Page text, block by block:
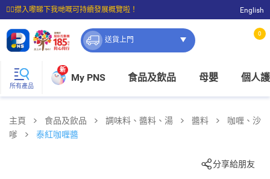
☝🏼㩒入嚟睇下我哋嘅可持續發展概覽啦！
⭐購物滿$399即享免費送貨；滿$100即可免費店取。
English
送貨上門
0
所有產品
新
My PNS 食品及飲品 母嬰 個人
主頁 食品及飲品 調味料、醬料、湯 醬料
咖喱、沙
嗲
泰紅咖喱醬
分享給朋友